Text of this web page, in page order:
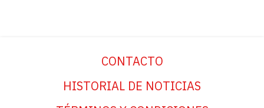
CONTACTO
HISTORIAL DE NOTICIAS